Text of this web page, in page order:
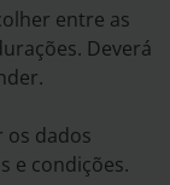
entre as
Deverá
os dados
e condições.